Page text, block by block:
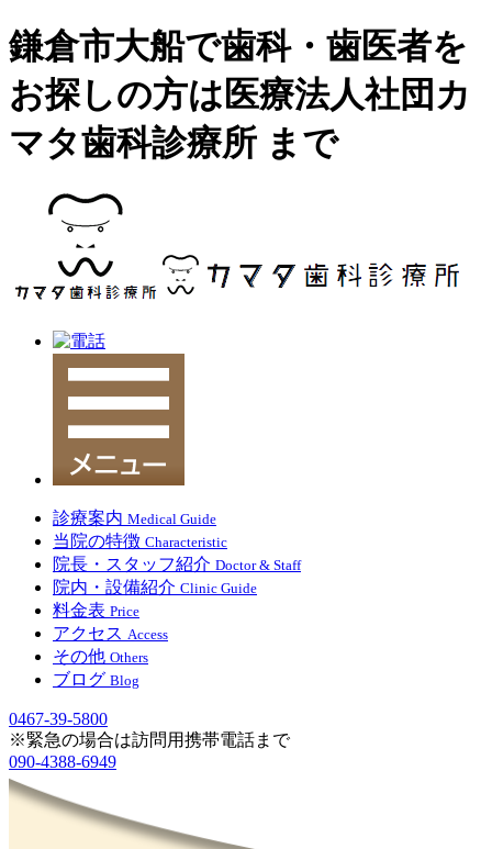
鎌倉市大船で歯科・歯医者を
お探しの方は医療法人社団カ
マタ歯科診療所 まで
診療案内 Medical Guide
当院の特徴 Characteristic
院長・スタッフ紹介 Doctor & Staff
院内・設備紹介 Clinic Guide
料金表 Price
アクセス Access
その他 Others
ブログ Blog
0467-39-5800
※緊急の場合は訪問用携帯電話まで
090-4388-6949